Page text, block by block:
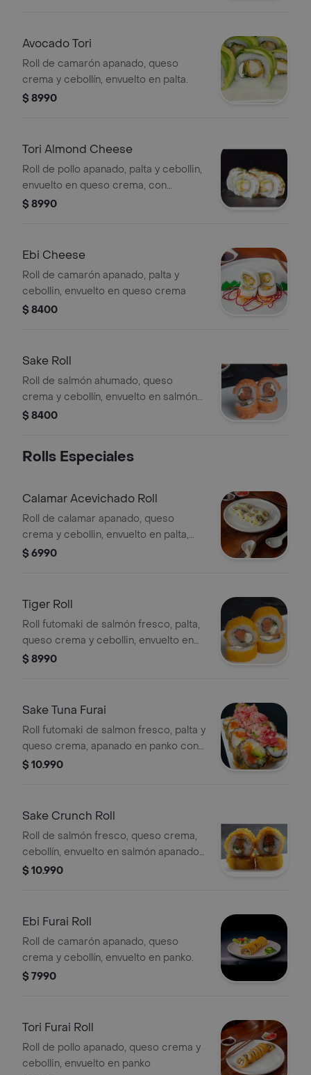
Avocado Tori
Roll de camarón apanado, queso
crema y cebollín, envuelto en palta.
$ 8990
Tori Almond Cheese
Roll de pollo apanado, palta y cebollin,
envuelto en queso crema, con
topping de almendras y ciboulette
$ 8990
Ebi Cheese
Roll de camarón apanado, palta y
cebollin, envuelto en queso crema
$ 8400
Sake Roll
Roll de salmón ahumado, queso
crema y cebollín, envuelto en salmón
fresco.
$ 8400
Rolls Especiales
Calamar Acevichado Roll
Roll de calamar apanado, queso
crema y cebollin, envuelto en palta,
bañado en salsa acevichada
$ 6990
Tiger Roll
Roll futomaki de salmón fresco, palta,
queso crema y cebollin, envuelto en
tempura
$ 8990
Sake Tuna Furai
Roll futomaki de salmon fresco, palta y
queso crema, apanado en panko con
toppin de atun y salsa spicy
$ 10.990
Sake Crunch Roll
Roll de salmón fresco, queso crema,
cebollín, envuelto en salmón apanado
en panko.
$ 10.990
Ebi Furai Roll
Roll de camarón apanado, queso
crema y cebollín, envuelto en panko.
$ 7990
Tori Furai Roll
Roll de pollo apanado, queso crema y
cebollin, envuelto en panko